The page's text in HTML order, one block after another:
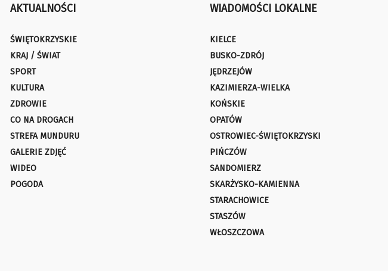
AKTUALNOŚCI
ŚWIĘTOKRZYSKIE
KRAJ / ŚWIAT
SPORT
KULTURA
ZDROWIE
CO NA DROGACH
STREFA MUNDURU
GALERIE ZDJĘĆ
WIDEO
POGODA
WIADOMOŚCI LOKALNE
KIELCE
BUSKO-ZDRÓJ
JĘDRZEJÓW
KAZIMIERZA-WIELKA
KOŃSKIE
OPATÓW
OSTROWIEC-ŚWIĘTOKRZYSKI
PIŃCZÓW
SANDOMIERZ
SKARŻYSKO-KAMIENNA
STARACHOWICE
STASZÓW
WŁOSZCZOWA